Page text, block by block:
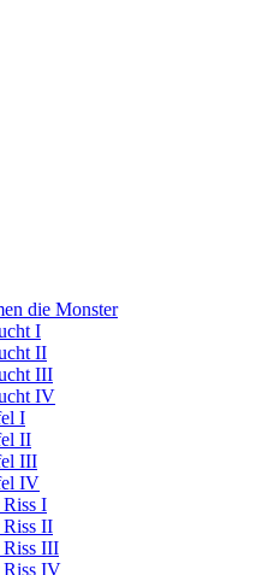
die Monster
I
II
III
IV
I
II
III
IV
I
Riss II
Riss III
Riss IV